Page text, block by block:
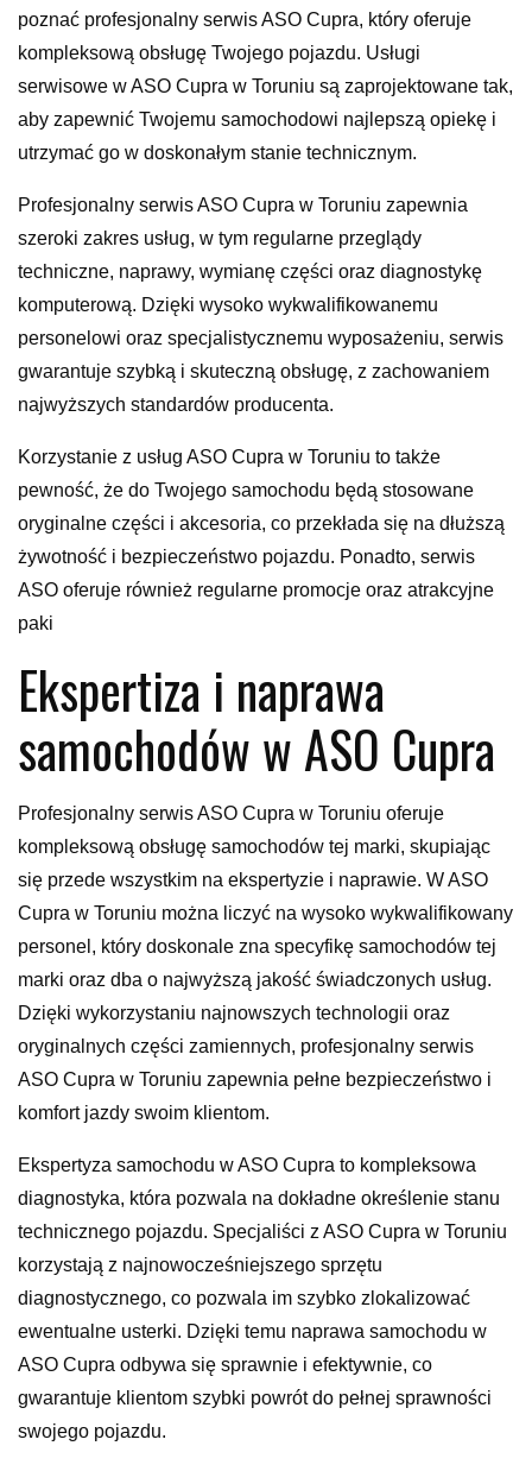
poznać profesjonalny serwis ASO Cupra, który oferuje
kompleksową obsługę Twojego pojazdu. Usługi
serwisowe w ASO Cupra w Toruniu są zaprojektowane tak,
aby zapewnić Twojemu samochodowi najlepszą opiekę i
utrzymać go w doskonałym stanie technicznym.
Profesjonalny serwis ASO Cupra w Toruniu zapewnia
szeroki zakres usług, w tym regularne przeglądy
techniczne, naprawy, wymianę części oraz diagnostykę
komputerową. Dzięki wysoko wykwalifikowanemu
personelowi oraz specjalistycznemu wyposażeniu, serwis
gwarantuje szybką i skuteczną obsługę, z zachowaniem
najwyższych standardów producenta.
Korzystanie z usług ASO Cupra w Toruniu to także
pewność, że do Twojego samochodu będą stosowane
oryginalne części i akcesoria, co przekłada się na dłuższą
żywotność i bezpieczeństwo pojazdu. Ponadto, serwis
ASO oferuje również regularne promocje oraz atrakcyjne
paki
Ekspertiza i naprawa
samochodów w ASO Cupra
Profesjonalny serwis ASO Cupra w Toruniu oferuje
kompleksową obsługę samochodów tej marki, skupiając
się przede wszystkim na ekspertyzie i naprawie. W ASO
Cupra w Toruniu można liczyć na wysoko wykwalifikowany
personel, który doskonale zna specyfikę samochodów tej
marki oraz dba o najwyższą jakość świadczonych usług.
Dzięki wykorzystaniu najnowszych technologii oraz
oryginalnych części zamiennych, profesjonalny serwis
ASO Cupra w Toruniu zapewnia pełne bezpieczeństwo i
komfort jazdy swoim klientom.
Ekspertyza samochodu w ASO Cupra to kompleksowa
diagnostyka, która pozwala na dokładne określenie stanu
technicznego pojazdu. Specjaliści z ASO Cupra w Toruniu
korzystają z najnowocześniejszego sprzętu
diagnostycznego, co pozwala im szybko zlokalizować
ewentualne usterki. Dzięki temu naprawa samochodu w
ASO Cupra odbywa się sprawnie i efektywnie, co
gwarantuje klientom szybki powrót do pełnej sprawności
swojego pojazdu.